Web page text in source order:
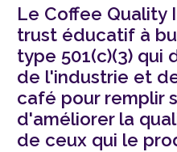
Le Coffee Quality
trust éducatif à
type 501(c)(3) qui
de l'industrie et
café pour remplir
d'améliorer la
de ceux qui le